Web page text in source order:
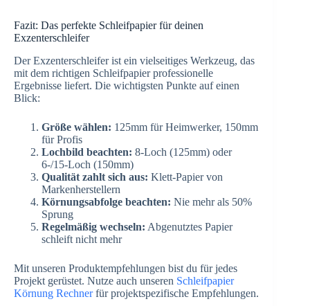
Fazit: Das perfekte Schleifpapier für deinen
Exzenterschleifer
Der Exzenterschleifer ist ein vielseitiges Werkzeug, das
mit dem richtigen Schleifpapier professionelle
Ergebnisse liefert. Die wichtigsten Punkte auf einen
Blick:
Größe wählen: 125mm für Heimwerker, 150mm
für Profis
Lochbild beachten: 8-Loch (125mm) oder
6-/15-Loch (150mm)
Qualität zahlt sich aus: Klett-Papier von
Markenherstellern
Körnungsabfolge beachten: Nie mehr als 50%
Sprung
Regelmäßig wechseln: Abgenutztes Papier
schleift nicht mehr
Mit unseren Produktempfehlungen bist du für jedes
Projekt gerüstet. Nutze auch unseren Schleifpapier
Körnung Rechnerfür projektspezifische Empfehlungen.